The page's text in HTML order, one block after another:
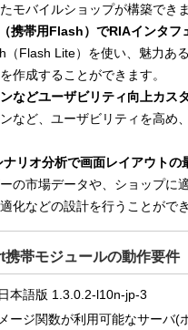
モバイルショップが構築できま
携帯用Flash）でRIAインタフ
（Flash Lite）を使い、魅力あ
作成することができます。
などユーザビリティ向上カス
など、ユーザビリティを高め
リオ分析で画面レイアウトの
の市場データや、ショップに
化などの設計を行うことができ
帯モジュールの動作要件
本語版 1.3.0.2-l10n-jp-3
ージ関数が利用可能なサーバ(